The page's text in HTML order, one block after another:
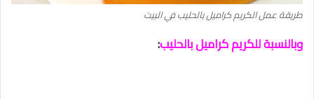
طريقة عمل الكريم كراميل بالحليب في البيت
وبالنسبة للكريم كراميل بالحليب: